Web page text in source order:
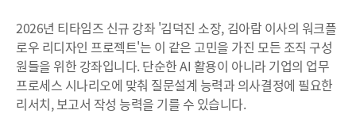
2026년 티타임즈 신규 강좌 '김덕진 소장, 김아람 이사의 워크플
로우 리디자인 프로젝트'는 이 같은 고민을 가진 모든 조직 구성
원들을 위한 강좌입니다. 단순한 AI 활용이 아니라 기업의 업무
프로세스 시나리오에 맞춰 질문설계 능력과 의사결정에 필요한
리서치, 보고서 작성 능력을 기를 수 있습니다.